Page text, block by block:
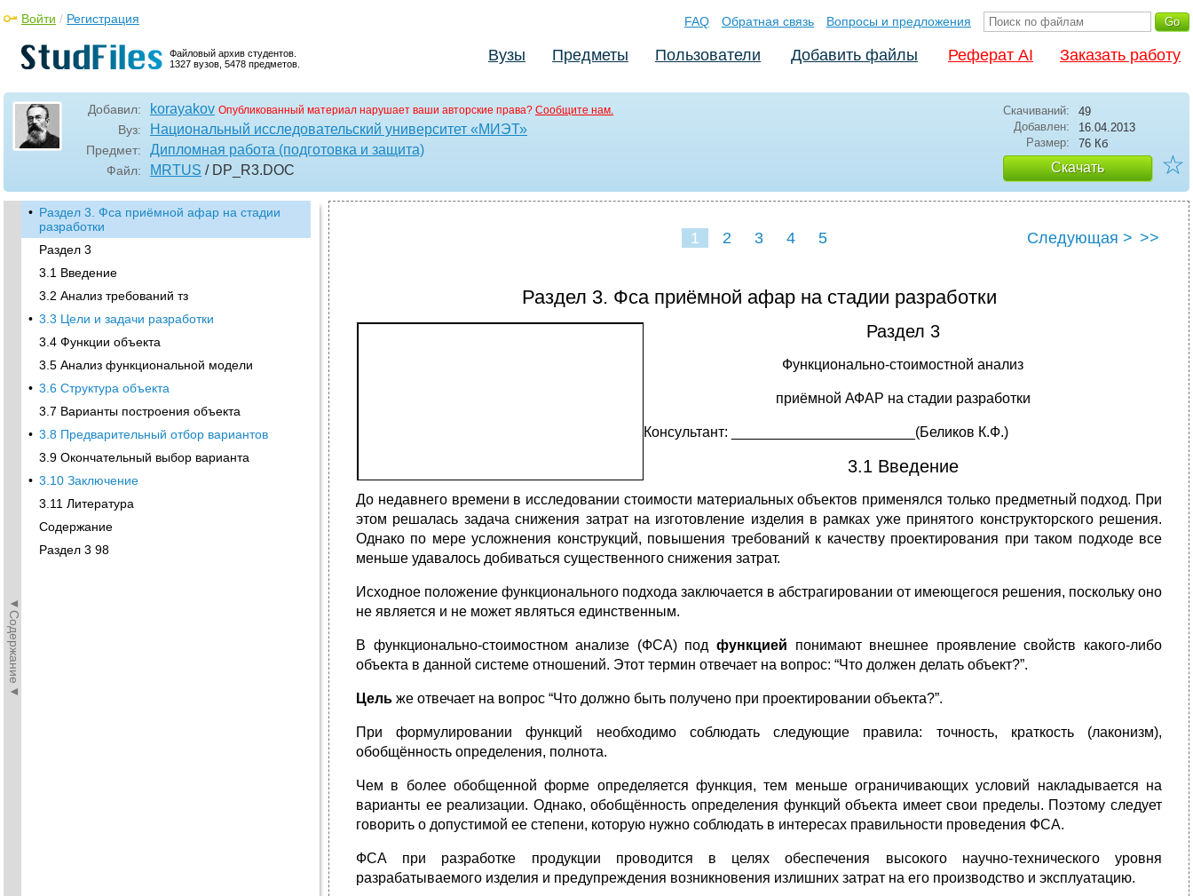
Файловый архив студентов.
1327 вузов, 5478 предметов.
Войти / Регистрация FAQ Обратная связь Вопросы и предложения
Вузы Предметы Пользователи Добавить файлы Реферат AI Заказать работу
Добавил: korayakov Опубликованный материал нарушает ваши авторские права? Сообщите нам.
Вуз: Национальный исследовательский университет «МИЭТ»
Предмет: Дипломная работа (подготовка и защита)
Файл: MRTUS / DP_R3.DOC
Скачиваний:
49
Добавлен:
16.04.2013
Размер:
76 Кб
Скачать ☆
◄Содержание◄
• Раздел 3. Фса приёмной афар на стадии
разработки
Раздел 3
3.1 Введение
3.2 Анализ требований тз
• 3.3 Цели и задачи разработки
3.4 Функции объекта
3.5 Анализ функциональной модели
• 3.6 Структура объекта
3.7 Варианты построения объекта
• 3.8 Предварительный отбор вариантов
3.9 Окончательный выбор варианта
• 3.10 Заключение
3.11 Литература
Содержание
Раздел 3 98
1 2 3 4 5 Следующая > >>
Раздел 3. Фса приёмной афар на стадии разработки
Раздел 3
Функционально-стоимостной анализ
приёмной АФАР на стадии разработки
Консультант: _______________________(Беликов К.Ф.)
3.1 Введение
До недавнего времени в исследовании стоимости материальных объектов применялся только предметный подход. При
этом решалась задача снижения затрат на изготовление изделия в рамках уже принятого конструкторского решения.
Однако по мере усложнения конструкций, повышения требований к качеству проектирования при таком подходе все
меньше удавалось добиваться существенного снижения затрат.
Исходное положение функционального подхода заключается в абстрагировании от имеющегося решения, поскольку оно
не является и не может являться единственным.
В функционально-стоимостном анализе (ФСА) под функцией понимают внешнее проявление свойств какого-либо
объекта в данной системе отношений. Этот термин отвечает на вопрос: “Что должен делать объект?”.
Цель же отвечает на вопрос “Что должно быть получено при проектировании объекта?”.
При формулировании функций необходимо соблюдать следующие правила: точность, краткость (лаконизм),
обобщённость определения, полнота.
Чем в более обобщенной форме определяется функция, тем меньше ограничивающих условий накладывается на
варианты ее реализации. Однако, обобщённость определения функций объекта имеет свои пределы. Поэтому следует
говорить о допустимой ее степени, которую нужно соблюдать в интересах правильности проведения ФСА.
ФСА при разработке продукции проводится в целях обеспечения высокого научно-технического уровня
разрабатываемого изделия и предупреждения возникновения излишних затрат на его производство и эксплуатацию.